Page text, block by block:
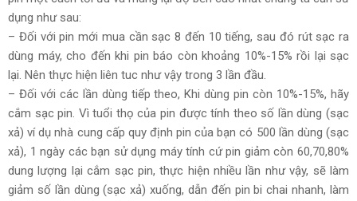
dụng như sau:
– Đối với pin mới mua cần sạc 8 đến 10 tiếng, sau đó rút sạc ra
dùng máy, cho đến khi pin báo còn khoảng 10%-15% rồi lại sạc
lại. Nên thực hiện liên tuc như vậy trong 3 lần đầu.
– Đối với các lần dùng tiếp theo, Khi dùng pin còn 10%-15%, hãy
cắm sạc pin. Vì tuổi thọ của pin được tính theo số lần dùng (sạc
xả) ví dụ nhà cung cấp quy định pin của bạn có 500 lần dùng (sạc
xả), 1 ngày các bạn sử dụng máy tính cứ pin giảm còn 60,70,80%
dung lượng lại cắm sạc pin, thực hiện nhiều lần như vậy, sẽ làm
giảm số lần dùng (sạc xả) xuống, dẫn đến pin bi chai nhanh, làm